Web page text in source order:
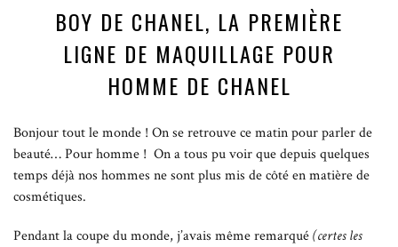
BOY DE CHANEL, LA PREMIÈRE
LIGNE DE MAQUILLAGE POUR
HOMME DE CHANEL
Bonjour tout le monde ! On se retrouve ce matin pour parler de
beauté… Pour homme ! On a tous pu voir que depuis quelques
temps déjà nos hommes ne sont plus mis de côté en matière de
cosmétiques.
Pendant la coupe du monde, j’avais même remarqué(certes les